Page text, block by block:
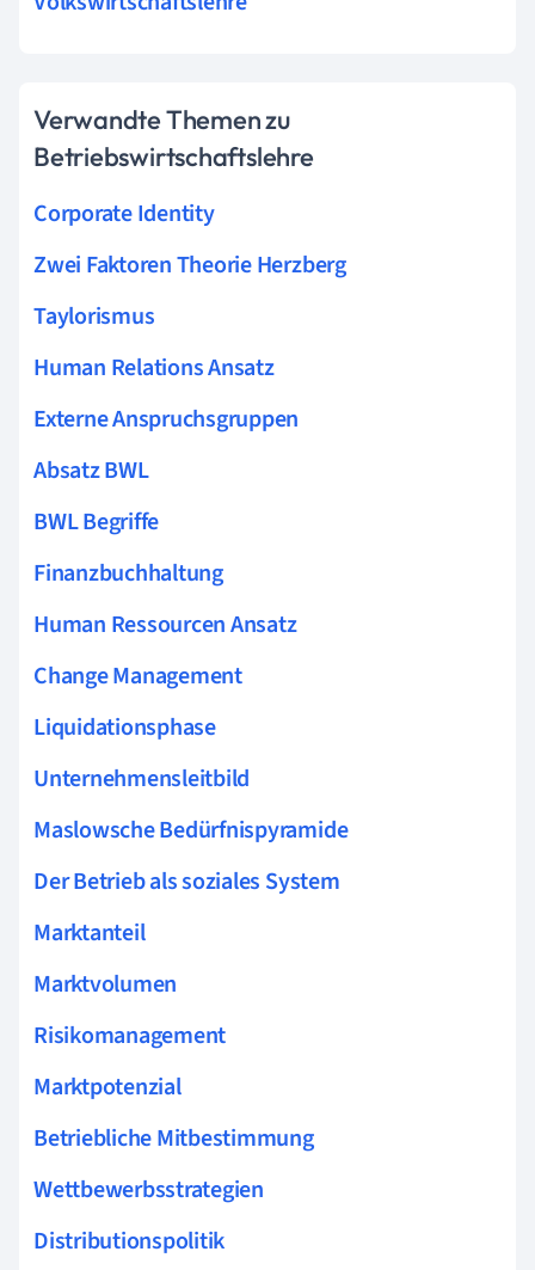
Verwandte Themen zu
Betriebswirtschaftslehre
Corporate Identity
Zwei Faktoren Theorie Herzberg
Taylorismus
Human Relations Ansatz
Externe Anspruchsgruppen
Absatz BWL
BWL Begriffe
Finanzbuchhaltung
Human Ressourcen Ansatz
Change Management
Liquidationsphase
Unternehmensleitbild
Maslowsche Bedürfnispyramide
Der Betrieb als soziales System
Marktanteil
Marktvolumen
Risikomanagement
Marktpotenzial
Betriebliche Mitbestimmung
Wettbewerbsstrategien
Distributionspolitik